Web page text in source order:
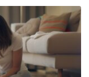
Ediciones.